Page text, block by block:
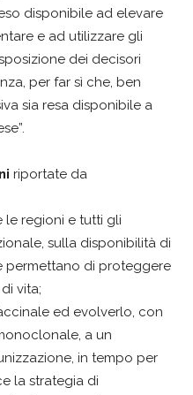
disponibile ad elevare
e ad utilizzare gli
dei decisori
per far sì che, ben
sia resa disponibile a
riportate da
le regioni e tutti gli
sulla disponibilità di
permettano di proteggere
vita;
ed evolverlo, con
a un
in tempo per
la strategia di